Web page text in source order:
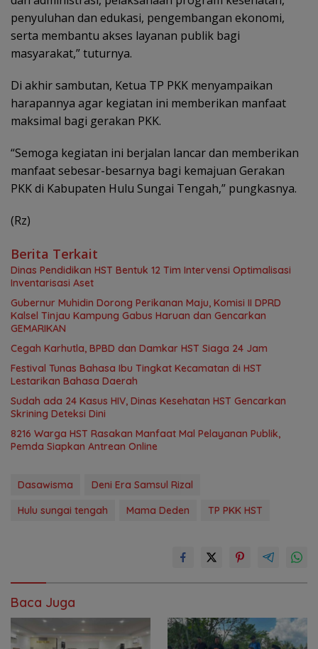
penyuluhan dan edukasi, pengembangan ekonomi,
serta membantu akses layanan publik bagi
masyarakat,” tuturnya.
Di akhir sambutan, Ketua TP PKK menyampaikan
harapannya agar kegiatan ini memberikan manfaat
maksimal bagi gerakan PKK.
“Semoga kegiatan ini berjalan lancar dan memberikan
manfaat sebesar-besarnya bagi kemajuan Gerakan
PKK di Kabupaten Hulu Sungai Tengah,” pungkasnya.
(Rz)
Berita Terkait
Dinas Pendidikan HST Bentuk 12 Tim Intervensi Optimalisasi
Inventarisasi Aset
Gubernur Muhidin Dorong Perikanan Maju, Komisi II DPRD
Kalsel Tinjau Kampung Gabus Haruan dan Gencarkan
GEMARIKAN
Cegah Karhutla, BPBD dan Damkar HST Siaga 24 Jam
Festival Tunas Bahasa Ibu Tingkat Kecamatan di HST
Lestarikan Bahasa Daerah
Sudah ada 24 Kasus HIV, Dinas Kesehatan HST Gencarkan
Skrining Deteksi Dini
8216 Warga HST Rasakan Manfaat Mal Pelayanan Publik,
Pemda Siapkan Antrean Online
Dasawisma
Deni Era Samsul Rizal
Hulu sungai tengah
Mama Deden TP PKK HST
Baca Juga